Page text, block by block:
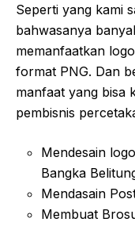
Seperti yang kami
bahwasanya
memanfaatkan
format PNG. Dan
manfaat yang bisa
pembisnis
Mendesain
Bangka
Mendasain
Membuat